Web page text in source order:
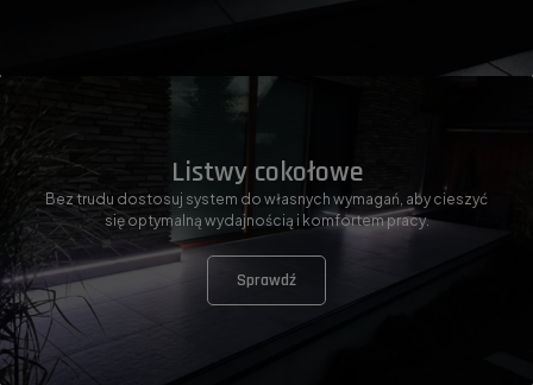
Listwy cokołowe
Bez trudu dostosuj system do własnych wymagań, aby cieszyć
się optymalną wydajnością i komfortem pracy.
Sprawdź